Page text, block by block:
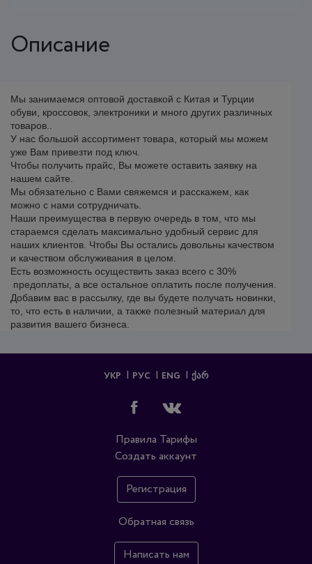
Описание
Мы занимаемся оптовой доставкой с Китая и Турции
обуви, кроссовок, электроники и много других различных
товаров..
У нас большой ассортимент товара, который мы можем
уже Вам привезти под ключ.
Чтобы получить прайс, Вы можете оставить заявку на
нашем сайте.
Мы обязательно с Вами свяжемся и расскажем, как
можно с нами сотрудничать.
Наши преимущества в первую очередь в том, что мы
стараемся сделать максимально удобный сервис для
наших клиентов. Чтобы Вы остались довольны качеством
и качеством обслуживания в целом.
Есть возможность осуществить заказ всего с 30%
предоплаты, а все остальное оплатить после получения.
Добавим вас в рассылку, где вы будете получать новинки,
то, что есть в наличии, а также полезный материал для
развития вашего бизнеса.
УКР РУС ENG ᲥᲐᲠ
Правила Тарифы
Создать аккаунт
Регистрация
Обратная связь
Написать нам